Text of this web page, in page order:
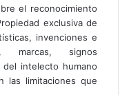
el reconocimiento
exclusiva de
invenciones e
marcas, signos
intelecto humano
las limitaciones que